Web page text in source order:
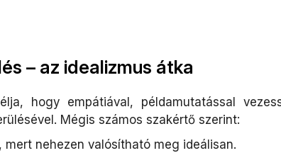
– az idealizmus átka
hogy empátiával, példamutatással
Mégis számos szakértő szerint:
nehezen valósítható meg ideálisan.